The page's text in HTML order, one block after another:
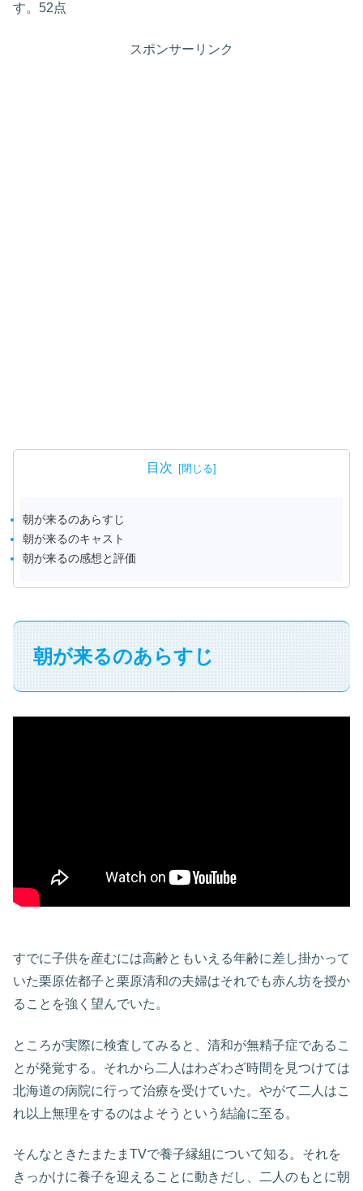
す。52点
スポンサーリンク
目次
朝が来るのあらすじ
朝が来るのキャスト
朝が来るの感想と評価
朝が来るのあらすじ
すでに子供を産むには高齢ともいえる年齢に差し掛かって
いた栗原佐都子と栗原清和の夫婦はそれでも赤ん坊を授か
ることを強く望んでいた。
ところが実際に検査してみると、清和が無精子症であるこ
とが発覚する。それから二人はわざわざ時間を見つけては
北海道の病院に行って治療を受けていた。やがて二人はこ
れ以上無理をするのはよそうという結論に至る。
そんなときたまたまTVで養子縁組について知る。それを
きっかけに養子を迎えることに動きだし、二人のもとに朝